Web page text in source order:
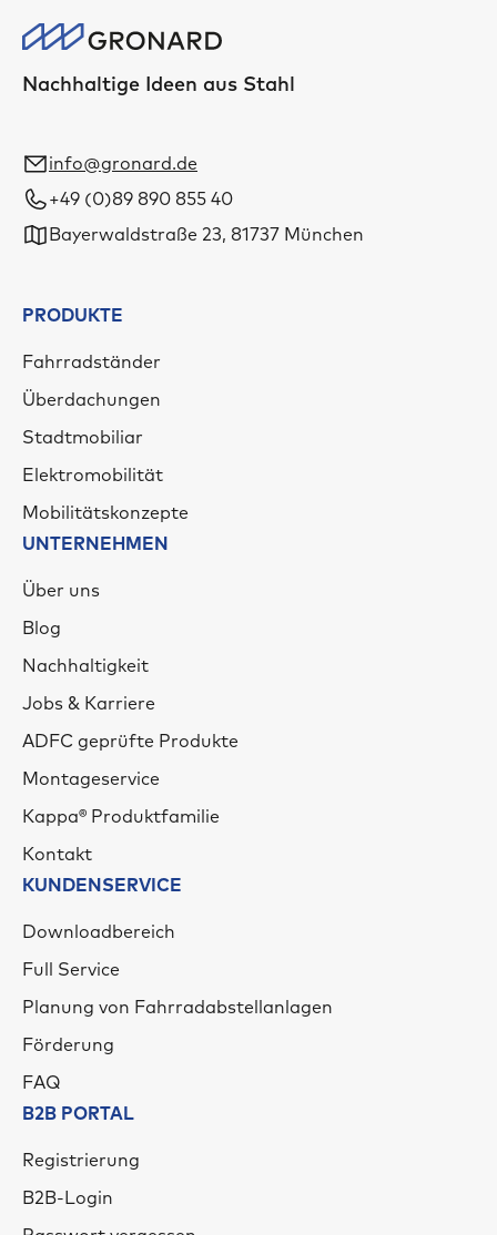
Nachhaltige Ideen aus Stahl
info@gronard.de
+49 (0)89 890 855 40
Bayerwaldstraße 23, 81737 München
PRODUKTE
Fahrradständer
Überdachungen
Stadtmobiliar
Elektromobilität
Mobilitätskonzepte
UNTERNEHMEN
Über uns
Blog
Nachhaltigkeit
Jobs & Karriere
ADFC geprüfte Produkte
Montageservice
Kappa® Produktfamilie
Kontakt
KUNDENSERVICE
Downloadbereich
Full Service
Planung von Fahrradabstellanlagen
Förderung
FAQ
B2B PORTAL
Registrierung
B2B-Login